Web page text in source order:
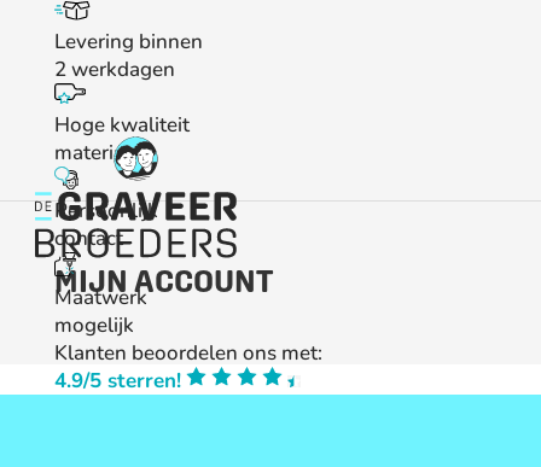
Levering binnen
2 werkdagen
Hoge kwaliteit
materialen
Persoonlijk
contact
Maatwerk
mogelijk
Klanten beoordelen ons met:
4.9/5 sterren!
MIJN ACCOUNT